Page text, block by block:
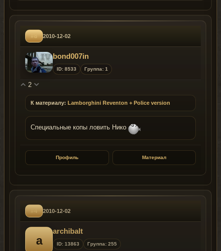
#8 2010-12-02
bond007in
ID: 8533 Группа: 1
2
К материалу: Lamborghini Reventon + Police version
Специальные копы ловить Нико
Профиль Материал
#4 2010-12-02
a
archibalt
ID: 13863 Группа: 255